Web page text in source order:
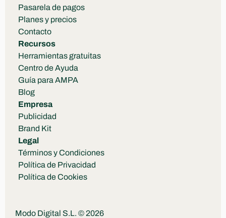
Pasarela de pagos
Planes y precios
Contacto
Recursos
Herramientas gratuitas
Centro de Ayuda
Guía para AMPA
Blog
Empresa
Publicidad
Brand Kit
Legal
Términos y Condiciones
Política de Privacidad
Política de Cookies
Modo Digital S.L. © 2026